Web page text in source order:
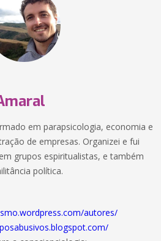
em parapsicologia, economia e
de empresas. Organizei e fui
grupos espiritualistas, e também
política.
autores/